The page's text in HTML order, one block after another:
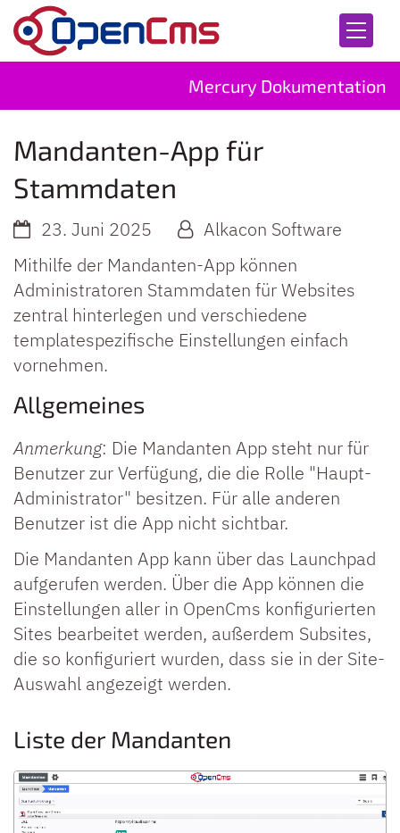
Zum Inhalt springen
Mercury Dokumentation
Mandanten-App für
Stammdaten
23. Juni 2025
Alkacon Software
Mithilfe der Mandanten-App können
Administratoren Stammdaten für Websites
zentral hinterlegen und verschiedene
templatespezifische Einstellungen einfach
vornehmen.
Allgemeines
Anmerkung: Die Mandanten App steht nur für
Benutzer zur Verfügung, die die Rolle "Haupt-
Administrator" besitzen. Für alle anderen
Benutzer ist die App nicht sichtbar.
Die Mandanten App kann über das Launchpad
aufgerufen werden. Über die App können die
Einstellungen aller in OpenCms konfigurierten
Sites bearbeitet werden, außerdem Subsites,
die so konfiguriert wurden, dass sie in der Site-
Auswahl angezeigt werden.
Liste der Mandanten